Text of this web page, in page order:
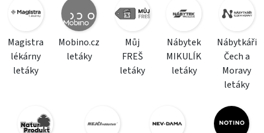
Magistra
lékárny
letáky
Mobino.cz
letáky
Můj
FREŠ
letáky
Nábytek
MIKULÍK
letáky
Nábytkáři
Čech a
Moravy
letáky